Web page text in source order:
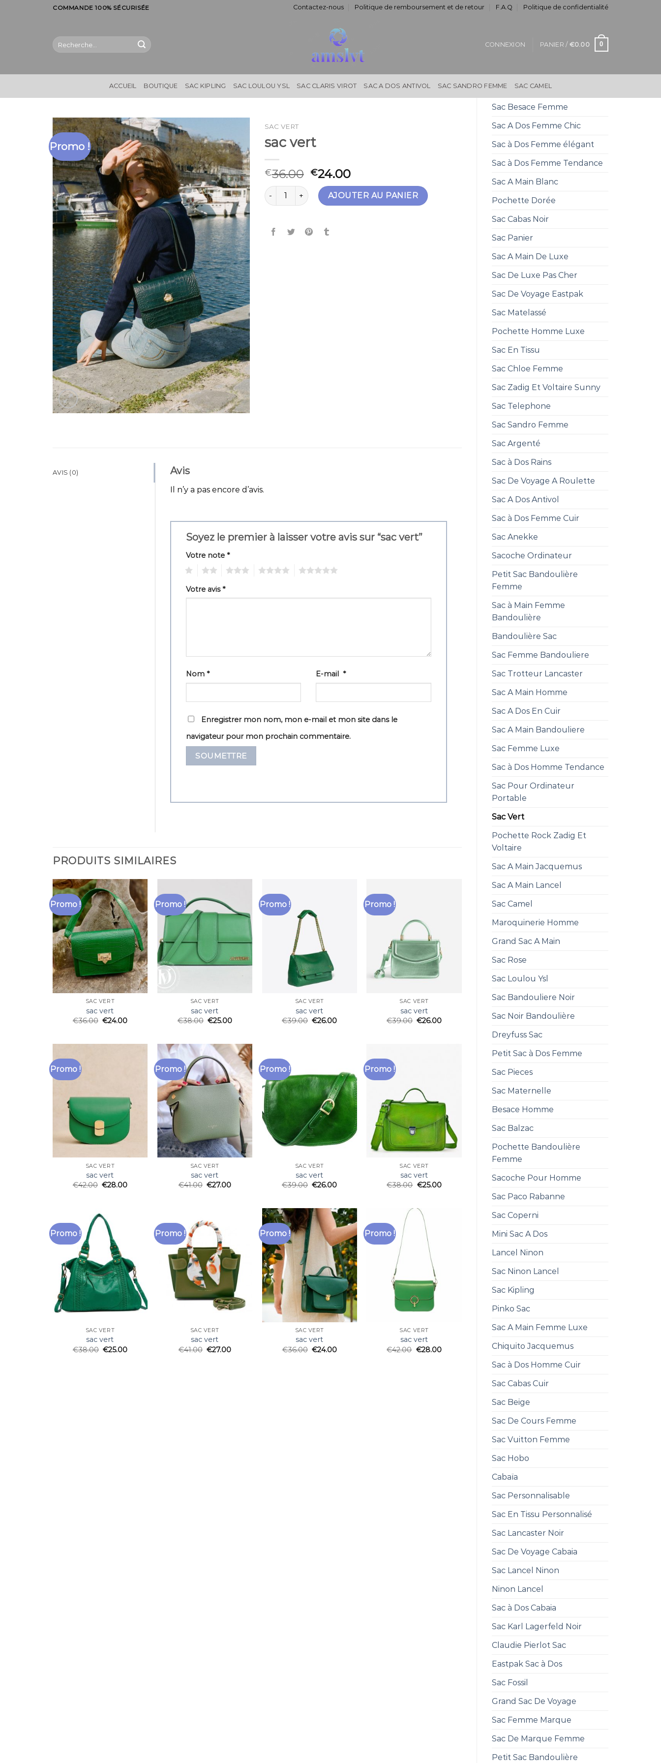
COMMANDE 100% SÉCURISÉE Contactez-nous Politique de remboursement et de retour F.A.Q Politique de confidentialité
Recherche
pour :
CONNEXION PANIER / €0.00 0
ACCUEIL BOUTIQUE SAC KIPLING SAC LOULOU YSL SAC CLARIS VIROT SAC A DOS ANTIVOL SAC SANDRO FEMME SAC CAMEL
Sac Besace Femme
Sac A Dos Femme Chic
Sac à Dos Femme élégant
Sac à Dos Femme Tendance
Sac A Main Blanc
Pochette Dorée
Sac Cabas Noir
Sac Panier
Sac A Main De Luxe
Sac De Luxe Pas Cher
Sac De Voyage Eastpak
Sac Matelassé
Pochette Homme Luxe
Sac En Tissu
Sac Chloe Femme
Sac Zadig Et Voltaire Sunny
Sac Telephone
Sac Sandro Femme
Sac Argenté
Sac à Dos Rains
Sac De Voyage A Roulette
Sac A Dos Antivol
Sac à Dos Femme Cuir
Sac Anekke
Sacoche Ordinateur
Petit Sac Bandoulière
Femme
Sac à Main Femme
Bandoulière
Bandoulière Sac
Sac Femme Bandouliere
Sac Trotteur Lancaster
Sac A Main Homme
Sac A Dos En Cuir
Sac A Main Bandouliere
Sac Femme Luxe
Sac à Dos Homme Tendance
Sac Pour Ordinateur
Portable
Sac Vert
Pochette Rock Zadig Et
Voltaire
Sac A Main Jacquemus
Sac A Main Lancel
Sac Camel
Maroquinerie Homme
Grand Sac A Main
Sac Rose
Sac Loulou Ysl
Sac Bandouliere Noir
Sac Noir Bandoulière
Dreyfuss Sac
Petit Sac à Dos Femme
Sac Pieces
Sac Maternelle
Besace Homme
Sac Balzac
Pochette Bandoulière
Femme
Sacoche Pour Homme
Sac Paco Rabanne
Sac Coperni
Mini Sac A Dos
Lancel Ninon
Sac Ninon Lancel
Sac Kipling
Pinko Sac
Sac A Main Femme Luxe
Chiquito Jacquemus
Sac à Dos Homme Cuir
Sac Cabas Cuir
Sac Beige
Sac De Cours Femme
Sac Vuitton Femme
Sac Hobo
Cabaïa
Sac Personnalisable
Sac En Tissu Personnalisé
Sac Lancaster Noir
Sac De Voyage Cabaia
Sac Lancel Ninon
Ninon Lancel
Sac à Dos Cabaia
Sac Karl Lagerfeld Noir
Claudie Pierlot Sac
Eastpak Sac à Dos
Sac Fossil
Grand Sac De Voyage
Sac Femme Marque
Sac De Marque Femme
Petit Sac Bandoulière
Promo !
SAC VERT
sac vert
€36.00 €24.00
quantité de sac vertAJOUTER AU PANIER
AVIS (0) Avis
Il n’y a pas encore d’avis.
Soyez le premier à laisser votre avis sur “sac vert”
Votre note *
Votre avis*
Nom * E-mail*
Enregistrer mon nom, mon e-mail et mon site dans le
navigateur pour mon prochain commentaire.
PRODUITS SIMILAIRES
Promo !
SAC VERT
sac vert
€36.00 €24.00
Promo !
SAC VERT
sac vert
€38.00 €25.00
Promo !
SAC VERT
sac vert
€39.00 €26.00
Promo !
SAC VERT
sac vert
€39.00 €26.00
Promo !
SAC VERT
sac vert
€42.00 €28.00
Promo !
SAC VERT
sac vert
€41.00 €27.00
Promo !
SAC VERT
sac vert
€39.00 €26.00
Promo !
SAC VERT
sac vert
€38.00 €25.00
Promo !
SAC VERT
sac vert
€38.00 €25.00
Promo !
SAC VERT
sac vert
€41.00 €27.00
Promo !
SAC VERT
sac vert
€36.00 €24.00
Promo !
SAC VERT
sac vert
€42.00 €28.00